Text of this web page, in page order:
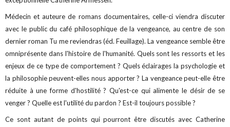
Médecin et auteure de romans documentaires, celle-ci viendra discuter
avec le public du café philosophique de la vengeance, au centre de son
dernier roman Tu me reviendras (éd. Feuillage). La vengeance semble être
omniprésente dans l'histoire de l'humanité. Quels sont les ressorts et les
enjeux de ce type de comportement ? Quels éclairages la psychologie et
la philosophie peuvent-elles nous apporter ? La vengeance peut-elle être
réduite à une forme d'hostilité ? Qu'est-ce qui alimente le désir de se
venger ? Quelle est l'utilité du pardon ? Est-il toujours possible ?
Ce sont autant de points qui pourront être discutés avec Catherine